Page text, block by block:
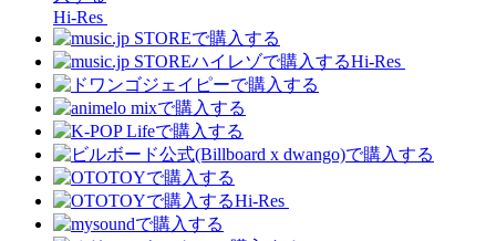
Hi-Res
Hi-Res
Hi-Res